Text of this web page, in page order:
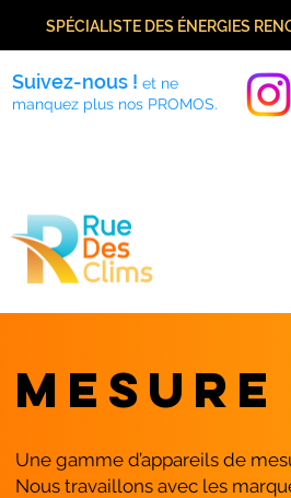
SPÉCIALISTE DES ÉNERGIES
Suivez-nous ! et ne
manquez plus nos PROMOS.
Une gamme d’appareils de
Nous travaillons avec les